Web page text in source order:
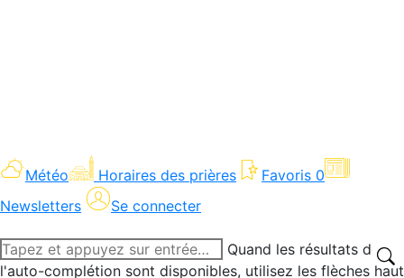
Météo Horaires des prières Favoris 0
Newsletters
Se connecter
Recherche
:
Quand les résultats de
l'auto-complétion sont disponibles, utilisez les flèches haut